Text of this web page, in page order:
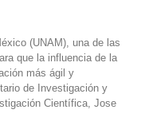
(UNAM), una de las
que la influencia de la
más ágil y
de Investigación y
Científica, Jose